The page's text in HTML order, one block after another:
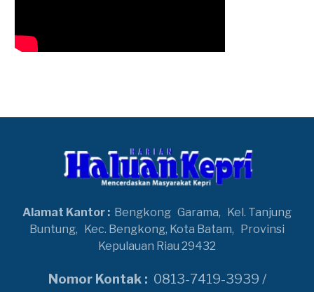
Alamat Kantor : Bengkong Garama,
Kel. Tanjung
Buntung,
Kec. Bengkong, Kota Batam,
Provinsi
Kepulauan Riau 29432
Nomor Kontak : 0813-7419-3939 /